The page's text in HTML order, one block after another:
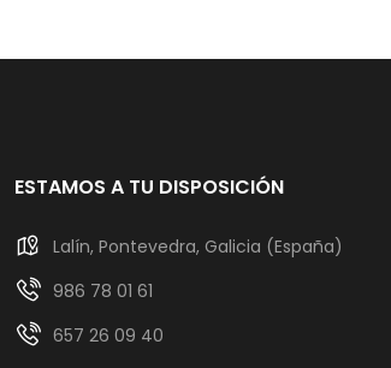
ESTAMOS A TU DISPOSICIÓN
Lalín, Pontevedra, Galicia (España)
986 78 01 61
657 26 09 40